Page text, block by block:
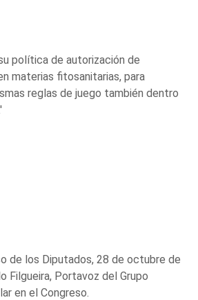
política de autorización de
materias fitosanitarias, para
reglas de juego también dentro
de los Diputados, 28 de octubre de
Filgueira, Portavoz del Grupo
en el Congreso.